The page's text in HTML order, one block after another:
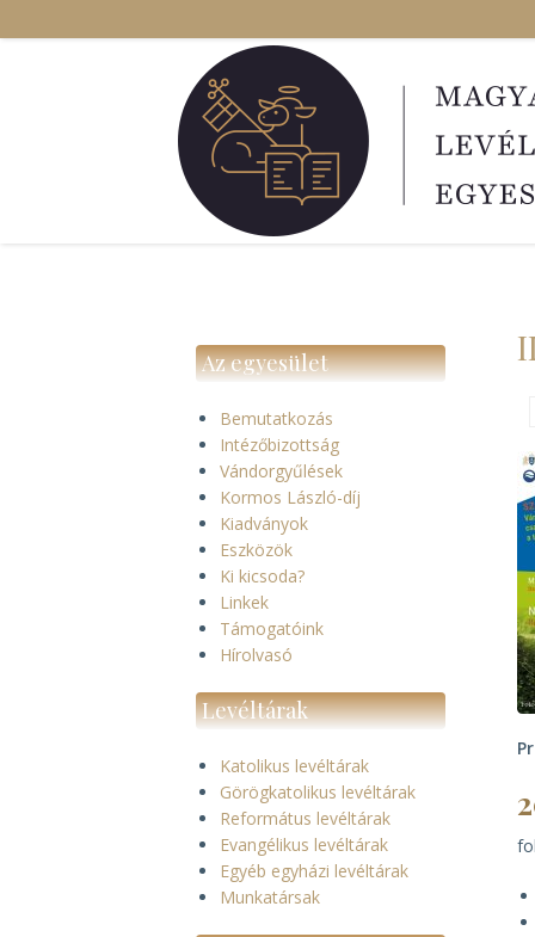
a
Az egyesület
Bemutatkozás
Intézőbizottság
Vándorgyűlések
Kormos László-díj
Kiadványok
Eszközök
Ki kicsoda?
Linkek
Támogatóink
Hírolvasó
Levéltárak
Katolikus levéltárak
Görögkatolikus levéltárak
Református levéltárak
Evangélikus levéltárak
Egyéb egyházi levéltárak
Munkatársak